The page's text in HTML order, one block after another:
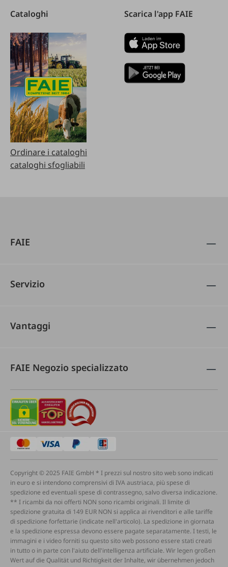
Cataloghi
Ordinare i cataloghi
cataloghi sfogliabili
Scarica l'app FAIE
FAIE
Servizio
Vantaggi
FAIE Negozio specializzato
Copyright © 2025 FAIE GmbH * I prezzi sul nostro sito web sono indicati
in euro e si intendono comprensivi di IVA austriaca, più spese di
spedizione ed eventuali spese di contrassegno, salvo diversa indicazione.
** I ricambi da noi offerti NON sono ricambi originali. Il limite di
spedizione gratuita di 149 EUR NON si applica ai rivenditori e alle tariffe
di spedizione forfettarie (indicate nell'articolo). La spedizione in giornata
e la spedizione espressa devono essere pagate separatamente. I testi, le
immagini e i video forniti su questo sito web possono essere stati creati
in tutto o in parte con l'aiuto dell'intelligenza artificiale. Wir legen großen
Wert auf die Qualität und Richtigkeit der Inhalte, wir übernehmen jedoch